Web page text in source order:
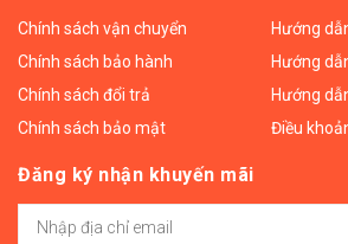
Chính sách vận chuyển
Chính sách bảo hành
Chính sách đổi trả
Chính sách bảo mật
Hướng
Hướng
Hướng
Điều
Đăng ký nhận khuyến mãi